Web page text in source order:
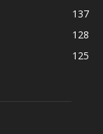
137
128
125